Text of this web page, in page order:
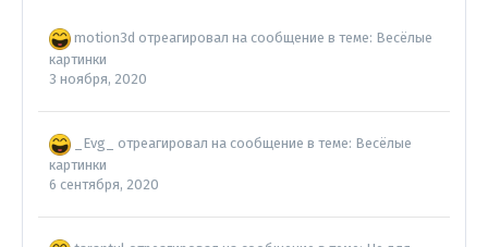
motion3d отреагировал на сообщение в теме: Весёлые
картинки
3 ноября, 2020
_Evg_ отреагировал на сообщение в теме: Весёлые
картинки
6 сентября, 2020